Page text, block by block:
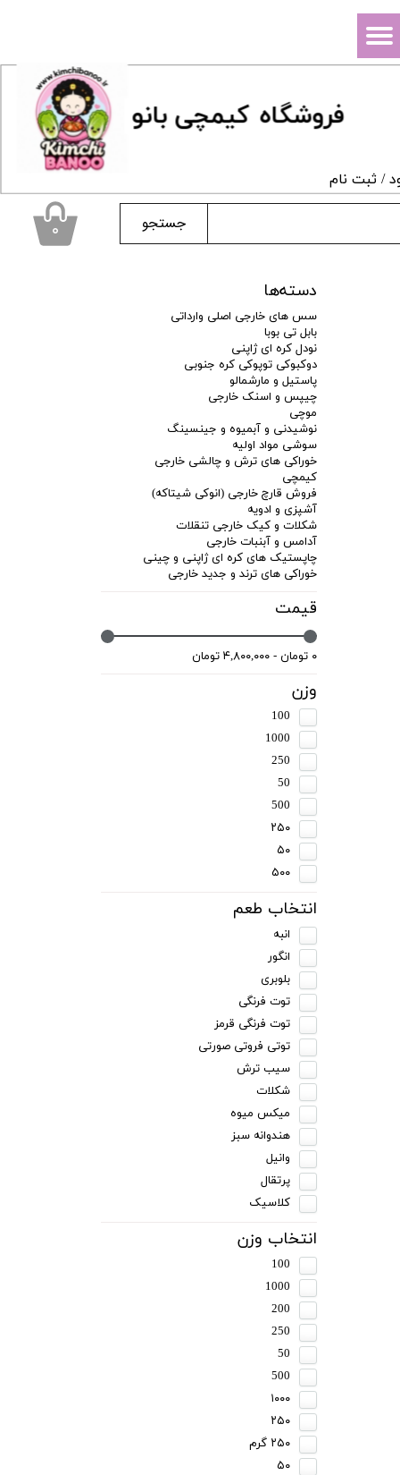
فروشگاه کیمچی بانو
جستجو
/ ثبت نام
حساب کاربری من
سفارشات
۰
دسته‌ها
سس های خارجی اصلی وارداتی
بابل تی بوبا
نودل کره ای ژاپنی
دوکبوکی توپوکی کره جنوبی
پاستیل و مارشمالو
چیپس و اسنک خارجی
موچی
نوشیدنی و آبمیوه و جینسینگ
سوشی مواد اولیه
خوراکی های ترش و چالشی خارجی
کیمچی
فروش قارچ خارجی (انوکی شیتاکه)
آشپزی و ادویه
شکلات و کیک خارجی تنقلات
آدامس و آبنبات خارجی
چاپستیک های کره ای ژاپنی و چینی
خوراکی های ترند و جدید خارجی
قیمت
۰ تومان - ۴,۸۰۰,۰۰۰ تومان
وزن
100
1000
250
50
500
۲۵۰
۵۰
۵۰۰
انتخاب طعم
انبه
انگور
بلوبری
توت فرنگی
توت فرنگی قرمز
توتی فروتی صورتی
سیب ترش
شکلات
میکس میوه
هندوانه سبز
وانیل
پرتقال
کلاسیک
انتخاب وزن
100
1000
200
250
50
500
۱۰۰۰
۲۵۰
۲۵۰ گرم
۵۰